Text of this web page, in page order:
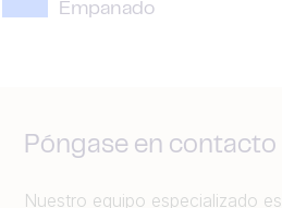
Empanado
Póngase en contacto
Nuestro equipo especializado